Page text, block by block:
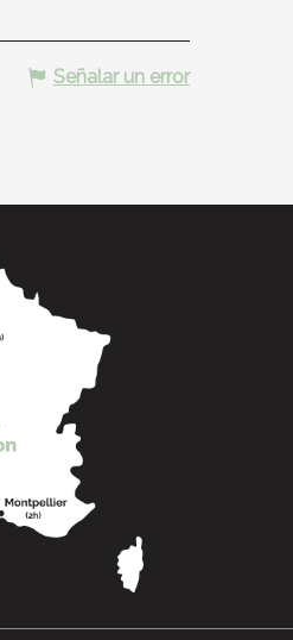
Señalar un error